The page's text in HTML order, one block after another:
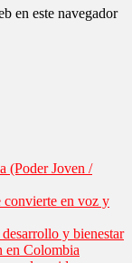
en este navegador
(Poder Joven /
convierte en voz y
y bienestar
en Colombia